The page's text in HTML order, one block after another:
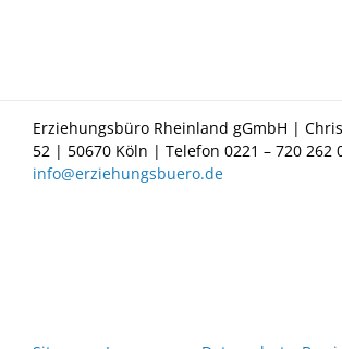
Erziehungsbüro Rheinland gGmbH |
52 | 50670 Köln | Telefon 0221 – 720 262
info@erziehungsbuero.de